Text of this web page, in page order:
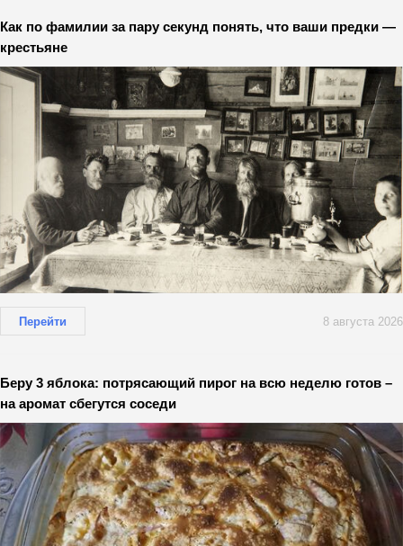
Как по фамилии за пару секунд понять, что ваши предки —
крестьяне
Перейти 8 августа 2026
Беру 3 яблока: потрясающий пирог на всю неделю готов –
на аромат сбегутся соседи